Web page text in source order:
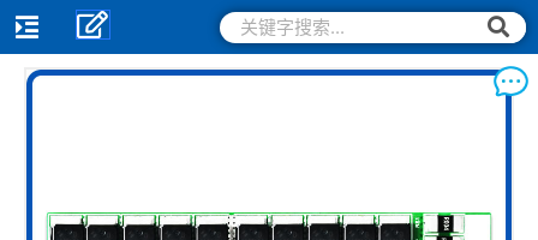
跳
至
搜
索
搜
索